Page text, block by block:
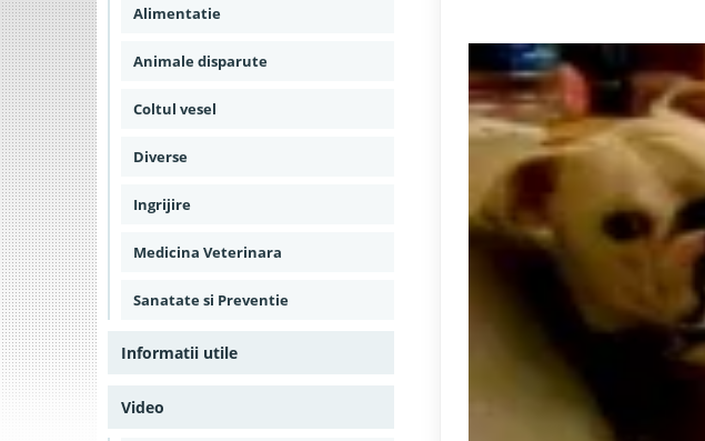
Alimentatie
Animale disparute
Coltul vesel
Diverse
Ingrijire
Medicina Veterinara
Sanatate si Preventie
Informatii utile
Video